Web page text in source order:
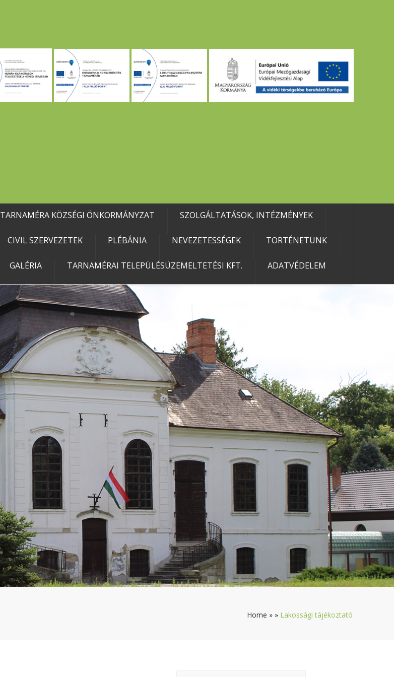
TARNAMÉRA KÖZSÉGI ÖNKORMÁNYZAT SZOLGÁLTATÁSOK, INTÉZMÉNYEK
CIVIL SZERVEZETEK PLÉBÁNIA NEVEZETESSÉGEK TÖRTÉNETÜNK
GALÉRIA TARNAMÉRAI TELEPÜLÉSÜZEMELTETÉSI KFT. ADATVÉDELEM
Home » » Lakossági tájékoztató